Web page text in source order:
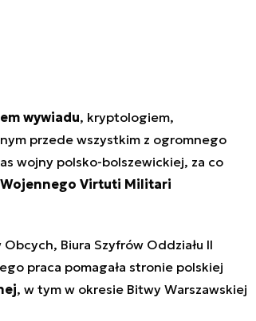
wywiadu, kryptologiem,
przede wszystkim z ogromnego
wojny polsko-bolszewickiej, za co
Virtuti Militari
Biura Szyfrów Oddziału II
praca pomagała stronie polskiej
, w tym w okresie Bitwy Warszawskiej